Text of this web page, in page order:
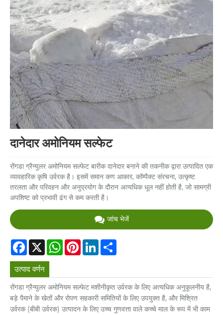
दानेदार अमोनियम सल्फेट
रोंगडा ग्रैन्युलर अमोनियम सल्फेट बारीक दानेदार बनाने की तकनीक द्वारा उत्पादित एक
व्यावहारिक कृषि उर्वरक है। इसमें समान कण आकार, कॉम्पैक्ट संरचना, उत्कृष्ट
तरलता और परिवहन और अनुप्रयोग के दौरान अत्यधिक धूल नहीं होती है, जो सामग्री
अपशिष्ट को प्रभावी ढंग से कम करती है।
जांच भेजें
Facebook
X WhatsApp
PinterestLinkedIn
उत्पाद वर्णन
रोंगडा ग्रैन्युलर अमोनियम सल्फेट मशीनीकृत उर्वरक के लिए अत्यधिक अनुकूलनीय है,
बड़े पैमाने के खेतों और रोपण सहकारी समितियों के लिए उपयुक्त है, और मिश्रित
उर्वरक (बीबी उर्वरक) उत्पादन के लिए उच्च गुणवत्ता वाले कच्चे माल के रूप में भी काम